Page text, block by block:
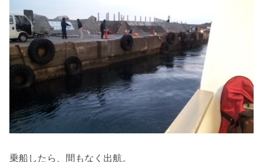
乗船したら、間もなく出航。